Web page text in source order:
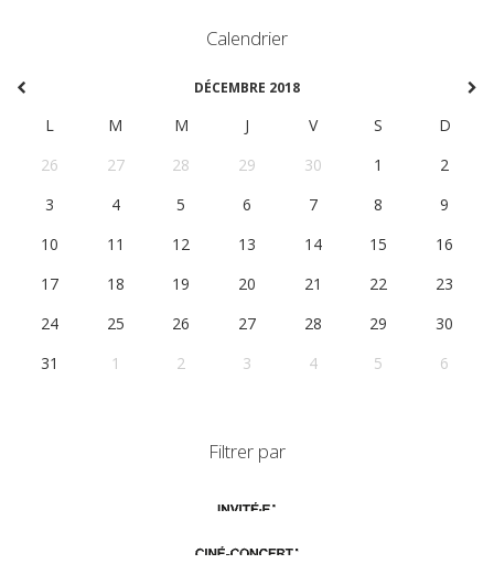
Calendrier
DÉCEMBRE 2018
L M M J V S
D
26
27 28 29 30 1
2
3
4 5 6 7 8
9
10
11 12 13 14 15
16
17
18 19 20 21 22
23
24
25 26 27 28 29
30
31
1 2 3 4 5 6
Filtrer par